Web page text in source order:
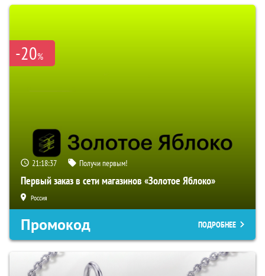
-20%
21:18:36 Получи первым!
Первый заказ в сети магазинов «Золотое Яблоко»
Россия
Промокод ПОДРОБНЕЕ